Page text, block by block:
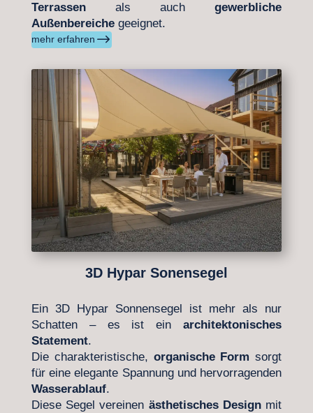
Terrassenals auchgewerbliche
Außenbereichegeeignet.
mehr erfahren $
3D Hypar Sonensegel
Ein 3D Hypar Sonnensegel ist mehr als nur
Schatten – es ist einarchitektonisches
Statement.
Die charakteristische, organische Form sorgt
für eine elegante Spannung und hervorragenden
Wasserablauf.
Diese Segel vereinen ästhetisches Designmit